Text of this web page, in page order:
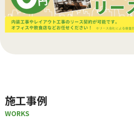
施工事例
WORKS